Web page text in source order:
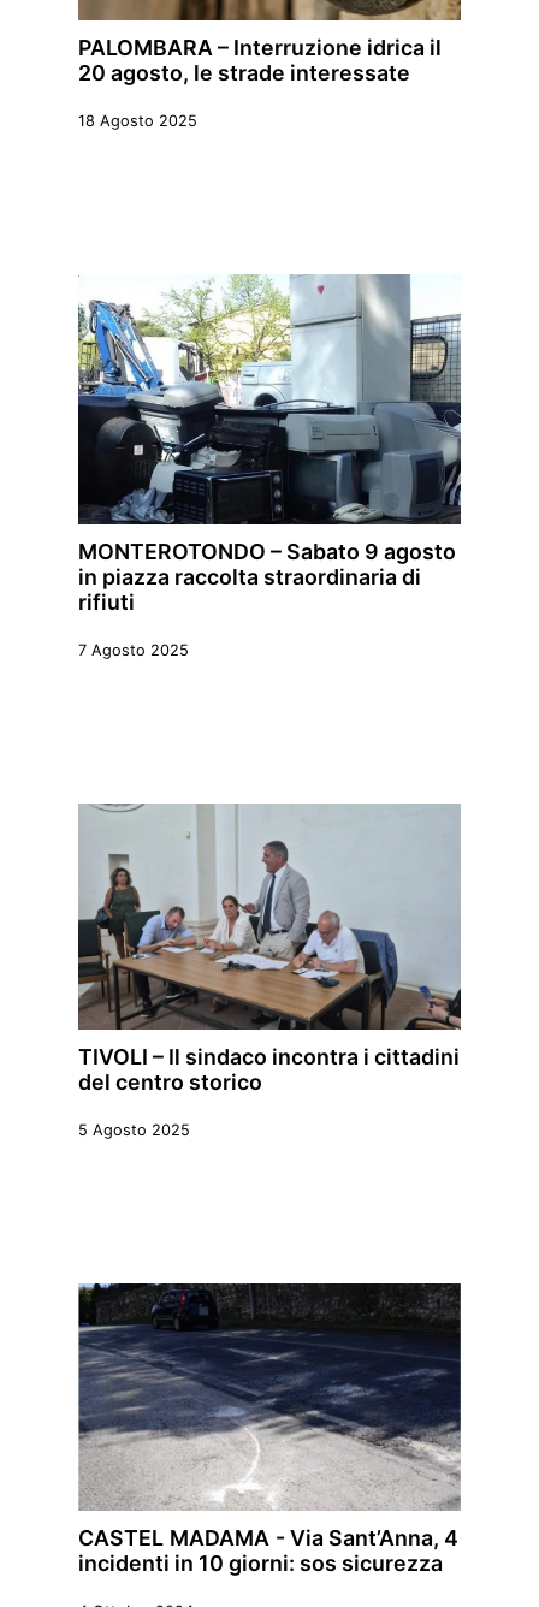
PALOMBARA – Interruzione idrica il
20 agosto, le strade interessate
18 Agosto 2025
MONTEROTONDO – Sabato 9 agosto
in piazza raccolta straordinaria di
rifiuti
7 Agosto 2025
TIVOLI – Il sindaco incontra i cittadini
del centro storico
5 Agosto 2025
CASTEL MADAMA - Via Sant’Anna, 4
incidenti in 10 giorni: sos sicurezza